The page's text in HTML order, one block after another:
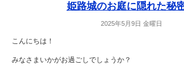
姫路城のお庭に隠れた秘
2025年5月9日 金曜日
こんにちは！
みなさまいかがお過ごしでしょうか？